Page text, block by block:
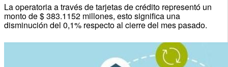
La operatoria a través de tarjetas de crédito representó un
monto de $ 383.1152 millones, esto significa una
disminución del 0,1% respecto al cierre del mes pasado.